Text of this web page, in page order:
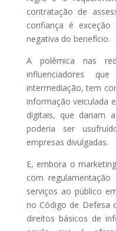
contratação de
confiança é
negativa do benefício.
A polêmica nas
influenciadores
intermediação, tem
informação veiculada
digitais, que dariam
poderia ser
empresas divulgadas.
E, embora o
com
serviços ao público
no Código de Defesa
direitos básicos de